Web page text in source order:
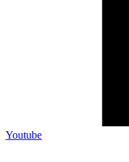
Youtube